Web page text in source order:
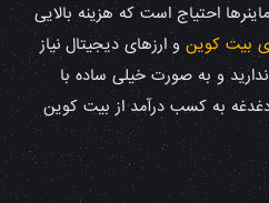
احتیاج است که هزینه بالایی
بیت کوینو ارزهای دیجیتال نیاز
و به صورت خیلی ساده با
به کسب درآمد از بیت کوین